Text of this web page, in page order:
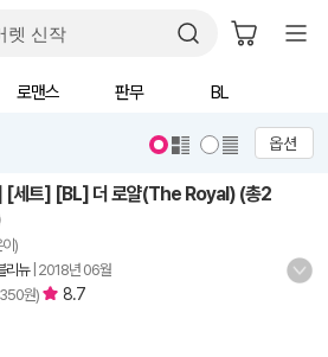
로맨스 판무 BL
옵션
[세트] [BL] 더 로얄(The Royal) (총2
)
리뉴| 2018년 06월
원) 8.7